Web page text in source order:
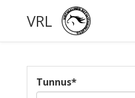
VRL
Tunnus*